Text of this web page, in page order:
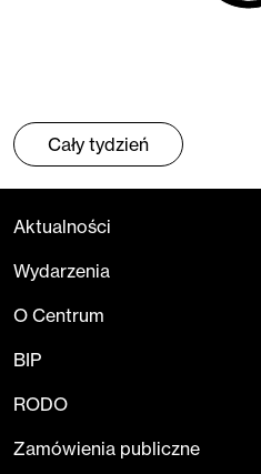
Cały tydzień
Aktualności
Wydarzenia
O Centrum
BIP
RODO
Zamówienia publiczne